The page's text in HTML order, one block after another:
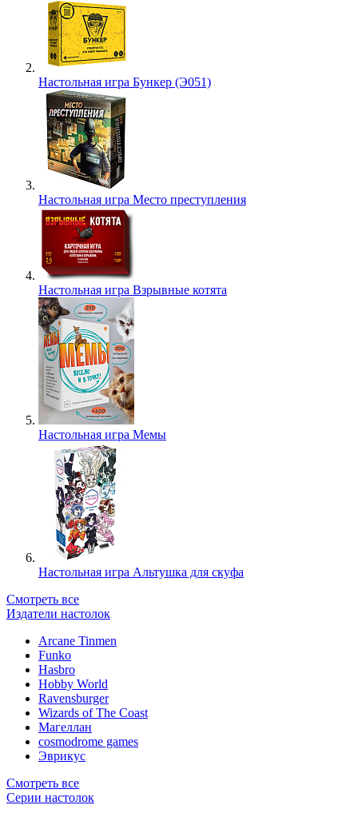
Настольная игра Бункер (Э051)
Настольная игра Место преступления
Настольная игра Взрывные котята
Настольная игра Мемы
Настольная игра Альтушка для скуфа
Смотреть все
Издатели настолок
Arcane Tinmen
Funko
Hasbro
Hobby World
Ravensburger
Wizards of The Coast
Магеллан
сosmodrome games
Эврикус
Смотреть все
Серии настолок